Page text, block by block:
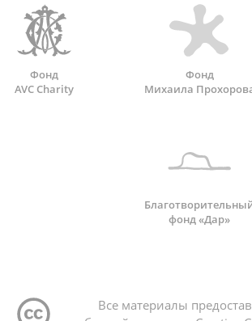
Фонд
AVC Charity
Фонд
Михаила
фонд «Дар»
Все материалы